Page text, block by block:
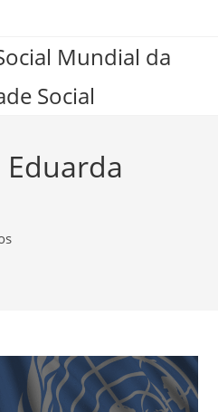
Mundial da
Social